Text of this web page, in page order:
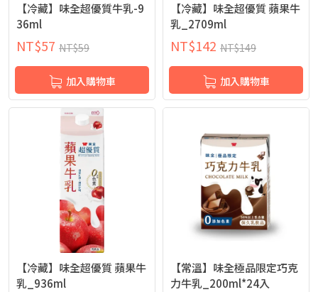
【冷藏】味全超優質牛乳-9
36ml
NT$57 NT$59
加入購物車
【冷藏】味全超優質 蘋果牛
乳_2709ml
NT$142 NT$149
加入購物車
【冷藏】味全超優質 蘋果牛
乳_936ml
【常溫】味全極品限定巧克
力牛乳_200ml*24入